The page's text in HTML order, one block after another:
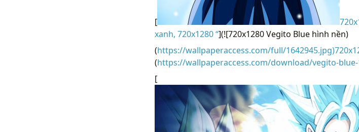
[
xanh, 720x1280 “](![720x1280 Vegito Blue hình nền)
(https://wallpaperaccess.com/full/
(https://wallpaperaccess.com/download/vegito-blue-
[